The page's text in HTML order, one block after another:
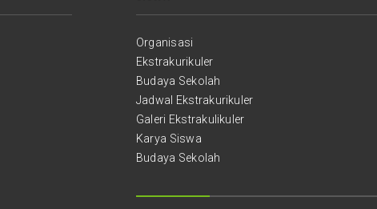
Organisasi
Ekstrakurikuler
Budaya Sekolah
Jadwal Ekstrakurikuler
Galeri Ekstrakulikuler
Karya Siswa
Budaya Sekolah